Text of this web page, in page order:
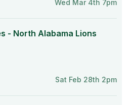
Wed Mar 4th 7pm
- North Alabama Lions
Sat Feb 28th 2pm